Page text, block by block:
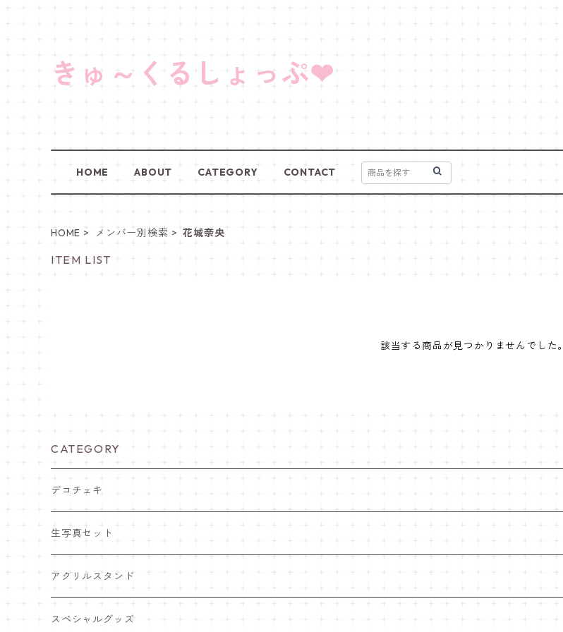
きゅ～くるしょっぷ❤
HOME ABOUT CATEGORY CONTACT
HOME メンバー別検索 花城奈央
ITEM LIST
該当する商品が見つかりませんでした。
CATEGORY
デコチェキ
25夏 衣装
25.5 セーラー服
25.4 きゅ～くま
生写真セット
25夏 衣装
25.5 セーラー服
アクリルスタンド
25.5 セーラー服
スペシャルグッズ